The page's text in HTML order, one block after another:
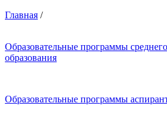
Главная /
Образовательные программы
образования
Образовательные программы